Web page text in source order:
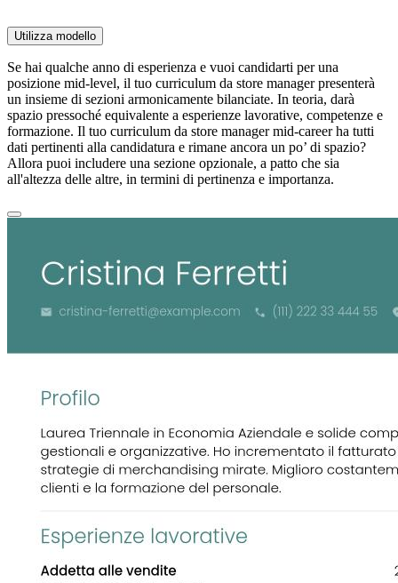
Utilizza modello
Se hai qualche anno di esperienza e vuoi candidarti per una
posizione mid-level, il tuo curriculum da store manager presenterà
un insieme di sezioni armonicamente bilanciate. In teoria, darà
spazio pressoché equivalente a esperienze lavorative, competenze e
formazione. Il tuo curriculum da store manager mid-career ha tutti
dati pertinenti alla candidatura e rimane ancora un po’ di spazio?
Allora puoi includere una sezione opzionale, a patto che sia
all'altezza delle altre, in termini di pertinenza e importanza.